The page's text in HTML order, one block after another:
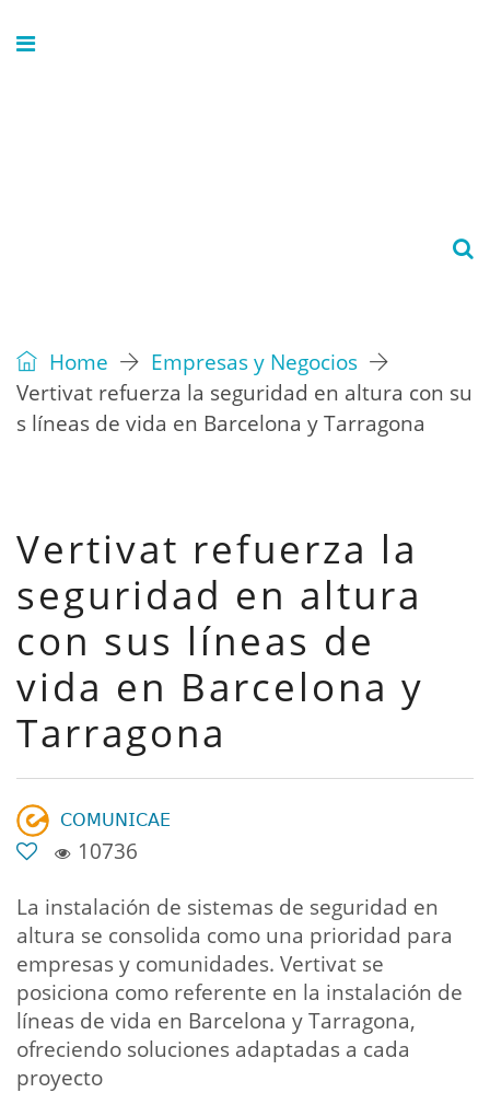
Home
Empresas y Negocios
Vertivat refuerza la seguridad en altura con su
s líneas de vida en Barcelona y Tarragona
Vertivat refuerza la
seguridad en altura
con sus líneas de
vida en Barcelona y
Tarragona
𝖢𝖮𝖬𝖴𝖭𝖨𝖢𝖠𝖤
10736
La instalación de sistemas de seguridad en
altura se consolida como una prioridad para
empresas y comunidades. Vertivat se
posiciona como referente en la instalación de
líneas de vida en Barcelona y Tarragona,
ofreciendo soluciones adaptadas a cada
proyecto